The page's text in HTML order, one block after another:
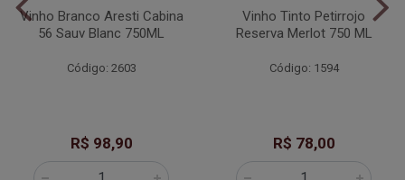
Vinho Branco Aresti Cabina
56 Sauv Blanc 750ML
Código: 2603
R$ 98,90
Vinho Tinto Petirrojo
Reserva Merlot 750 ML
Código: 1594
R$ 78,00